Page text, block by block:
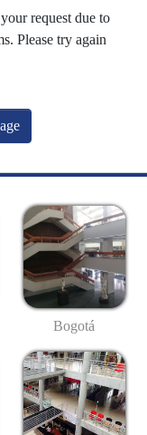
request due to
Please try again
Bogotá